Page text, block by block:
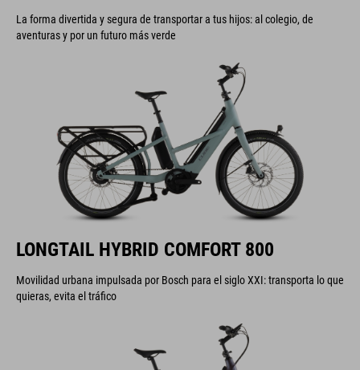
La forma divertida y segura de transportar a tus hijos: al colegio, de
aventuras y por un futuro más verde
LONGTAIL HYBRID COMFORT 800
Movilidad urbana impulsada por Bosch para el siglo XXI: transporta lo que
quieras, evita el tráfico